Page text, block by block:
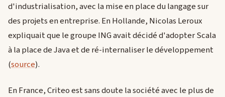
d'industrialisation, avec la mise en place du langage sur
des projets en entreprise. En Hollande, Nicolas Leroux
expliquait que le groupe ING avait décidé d'adopter Scala
à la place de Java et de ré-internaliser le développement
(source).
En France, Criteo est sans doute la société avec le plus de